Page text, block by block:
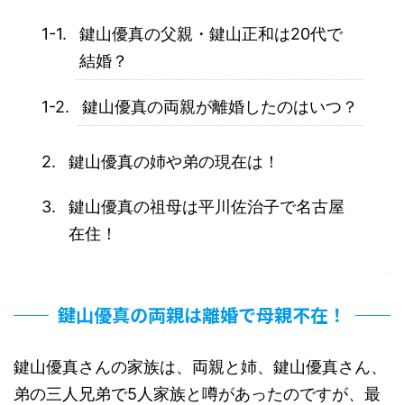
鍵山優真の父親・鍵山正和は20代で
結婚？
鍵山優真の両親が離婚したのはいつ？
鍵山優真の姉や弟の現在は！
鍵山優真の祖母は平川佐治子で名古屋
在住！
鍵山優真の両親は離婚で母親不在！
鍵山優真さんの家族は、両親と姉、鍵山優真さん、
弟の三人兄弟で5人家族と噂があったのですが、最